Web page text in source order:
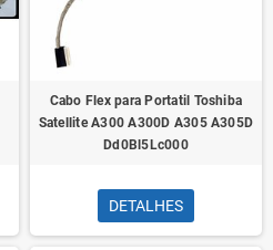
Cabo Flex para Portatil Toshiba
Satellite A300 A300D A305 A305D
Dd0Bl5Lc000
DETALHES